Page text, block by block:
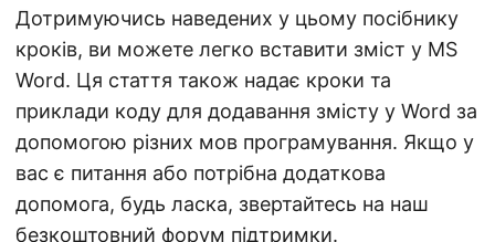
Дотримуючись наведених у цьому посібнику
кроків, ви можете легко вставити зміст у MS
Word. Ця стаття також надає кроки та
приклади коду для додавання змісту у Word за
допомогою різних мов програмування. Якщо у
вас є питання або потрібна додаткова
допомога, будь ласка, звертайтесь на наш
безкоштовний форум підтримки.